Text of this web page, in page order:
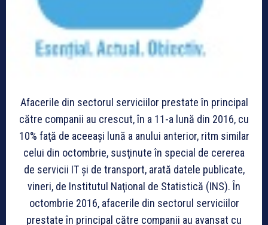
Afacerile din sectorul serviciilor prestate în principal
către companii au crescut, în a 11-a lună din 2016, cu
10% faţă de aceeaşi lună a anului anterior, ritm similar
celui din octombrie, susţinute în special de cererea
de servicii IT şi de transport, arată datele publicate,
vineri, de Institutul Naţional de Statistică (INS). În
octombrie 2016, afacerile din sectorul serviciilor
prestate în principal către companii au avansat cu